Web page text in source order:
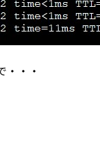
・・・